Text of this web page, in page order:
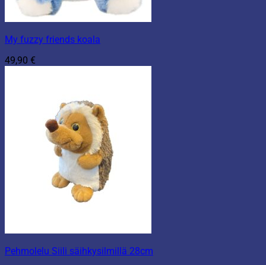
My fuzzy friends koala
49,90 €
Pehmolelu Siili säihkysilmillä 28cm